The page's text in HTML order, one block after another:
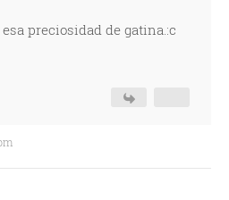
preciosidad de gatina.:c